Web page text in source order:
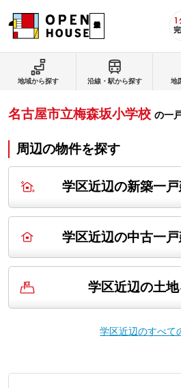
地域から探す 沿線・駅から探す 地
名古屋市立梅森坂小学校 の一
周辺の物件を探す
学区近辺の新築一
学区近辺の中古一
学区近辺の土
学区近辺のすべて